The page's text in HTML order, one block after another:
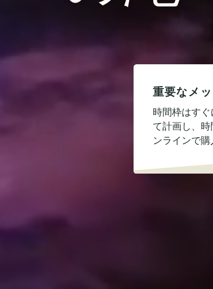
重要なメ
時間枠はす
て計画し、
ンラインで購